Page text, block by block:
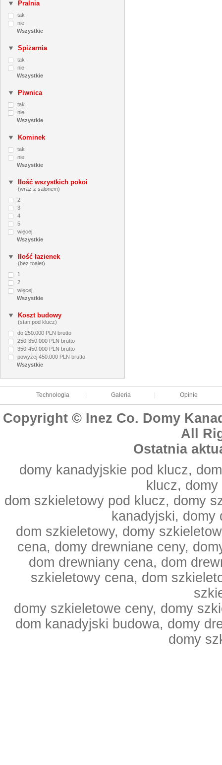
Pralnia
tak
nie
Spiżarnia
tak
nie
Piwnica
tak
nie
Kominek
tak
nie
Ilość wszystkich pokoi
(wraz z salonem)
2
3
4
5
więcej
Ilość łazienek
(bez toalet)
1
2
więcej
Koszt budowy
(stan pod klucz)
do 250.000 PLN brutto
250-350.000 PLN brutto
350-450.000 PLN brutto
powyżej 450.000 PLN brutto
Technologia | Galeria | Opinie
Copyright © Inez Co. Domy
All
Ostatnia
domy kanadyjskie pod klucz,
klucz,
dom szkieletowy pod klucz, domy
kanadyjski, domy
dom szkieletowy, domy
cena, domy drewniane ceny,
dom drewniany cena, dom
szkieletowy cena, dom
domy szkieletowe ceny, domy
dom kanadyjski budowa, domy
domy